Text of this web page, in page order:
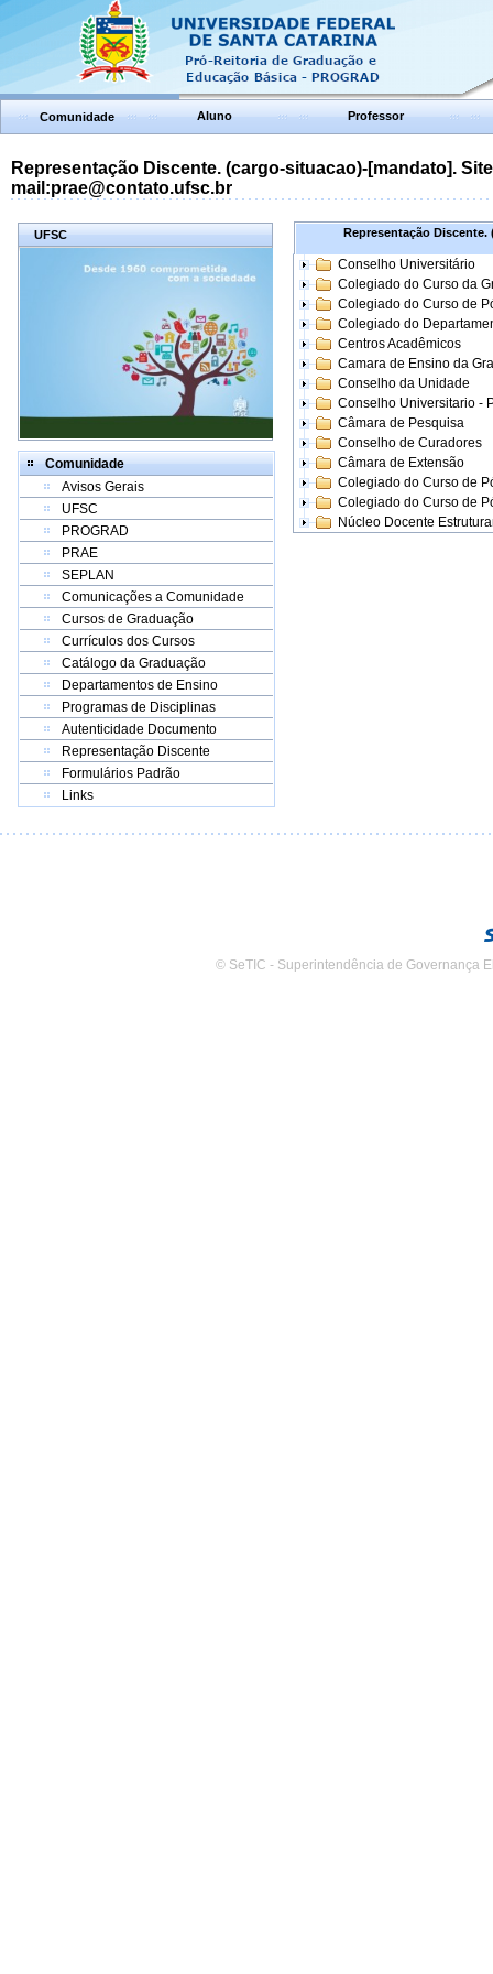
Comunidade Aluno Professor
Representação Discente. (cargo-situacao)-[mandato].
mail:prae@contato.ufsc.br
UFSC
Comunidade
Avisos Gerais
UFSC
PROGRAD
PRAE
SEPLAN
Comunicações a Comunidade
Cursos de Graduação
Currículos dos Cursos
Catálogo da Graduação
Departamentos de Ensino
Programas de Disciplinas
Autenticidade Documento
Representação Discente
Formulários Padrão
Links
Representação Discente.
Conselho Universitário
Colegiado do Curso da
Colegiado do Curso de
Colegiado do
Centros Acadêmicos
Camara de Ensino da
Conselho da Unidade
Conselho Universitario -
Câmara de Pesquisa
Conselho de Curadores
Câmara de Extensão
Colegiado do Curso de
Colegiado do Curso de
Núcleo Docente
© SeTIC - Superintendência de Governança